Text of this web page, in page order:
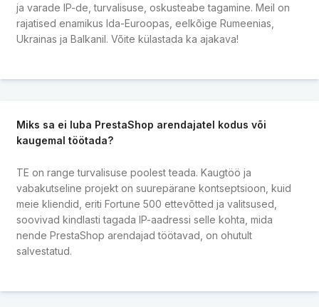
ja varade IP-de, turvalisuse, oskusteabe tagamine. Meil on
rajatised enamikus Ida-Euroopas, eelkõige Rumeenias,
Ukrainas ja Balkanil. Võite külastada ka ajakava!
Miks sa ei luba PrestaShop arendajatel kodus või
kaugemal töötada?
TE on range turvalisuse poolest teada. Kaugtöö ja
vabakutseline projekt on suurepärane kontseptsioon, kuid
meie kliendid, eriti Fortune 500 ettevõtted ja valitsused,
soovivad kindlasti tagada IP-aadressi selle kohta, mida
nende PrestaShop arendajad töötavad, on ohutult
salvestatud.